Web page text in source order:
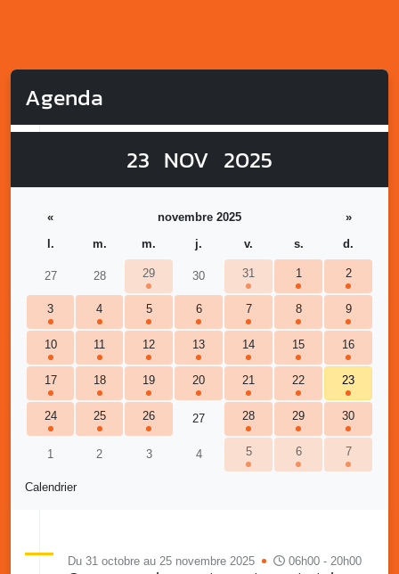
Agenda
23 NOV 2025
Calendrier
« novembre 2025
»
l.
m. m. j. v. s. d.
27 28 29 30 31 1 2
3 4 5 6 7 8 9
10 11 12 13 14 15 16
17 18 19 20 21 22 23
24 25 26 27 28 29 30
1 2 3 4 5 6 7
Du 31 octobre au 25 novembre 2025 06h00 - 20h00